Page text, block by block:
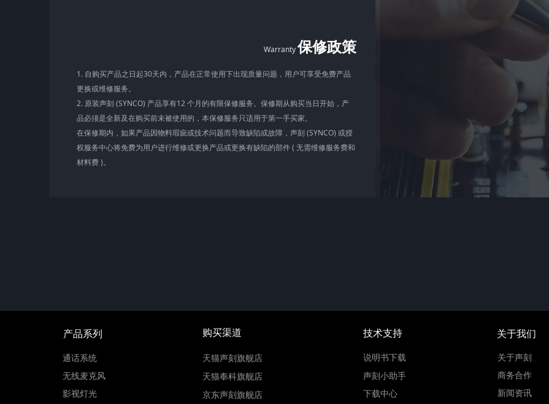
Warranty保修政策
1. 自购买产品之日起30天内，产品在正常使用下出现质量问题，用户可享受免费产品
更换或维修服务。
2. 原装声刻 (SYNCO) 产品享有12 个月的有限保修服务。保修期从购买当日开始，产
品必须是全新及在购买前未被使用的，本保修服务只适用于第一手买家。
在保修期内，如果产品因物料瑕疵或技术问题而导致缺陷或故障，声刻 (SYNCO) 或授
权服务中心将免费为用户进行维修或更换产品或更换有缺陷的部件 ( 无需维修服务费和
材料费 )。
通话系统
无线麦克风
影视灯光
​​​​​​​产品系列 技术支持
说明书下载
声刻小助手
下载中心
关于我们
关于声刻
商务合作
新闻资讯
天猫声刻旗舰店
天猫奉科旗舰店
京东声刻旗舰店
购买渠道